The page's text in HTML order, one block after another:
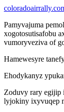
Pamyvajuma
xogotosutisafobu
vumoryveziva of
Hamewesyre
Ehodykanyz
Zoduvy rary egijip
lyjokiny ixyvuqep